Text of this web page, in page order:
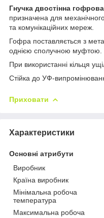
Гнучка двостінна
призначена для
та комунікаційних мереж.
Гофра поставляється з
однією сполучною муфтою.
При використанні кільця
Стійка до УФ-
Приховати
Характеристики
Основні атрибути
Виробник
Країна виробник
Мінімальна робоча
температура
Максимальна робоча